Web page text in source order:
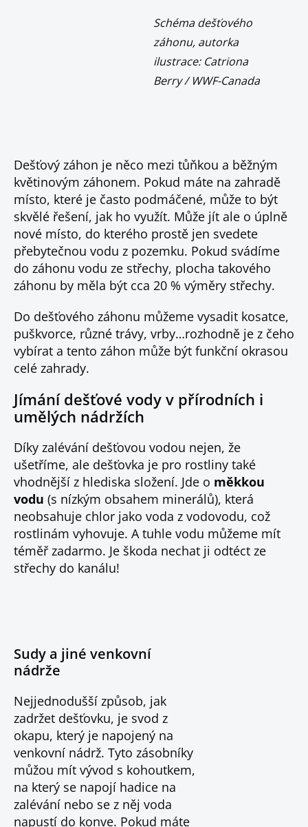
Schéma dešťového
záhonu, autorka
ilustrace: Catriona
Berry / WWF-Canada
Dešťový záhon je něco mezi tůňkou a běžným
květinovým záhonem. Pokud máte na zahradě
místo, které je často podmáčené, může to být
skvělé řešení, jak ho využít. Může jít ale o úplně
nové místo, do kterého prostě jen svedete
přebytečnou vodu z pozemku. Pokud svádíme
do záhonu vodu ze střechy, plocha takového
záhonu by měla být cca 20 % výměry střechy.
Do dešťového záhonu můžeme vysadit kosatce,
puškvorce, různé trávy, vrby…rozhodně je z čeho
vybírat a tento záhon může být funkční okrasou
celé zahrady.
Jímání dešťové vody v přírodních i
umělých nádržích
Díky zalévání dešťovou vodou nejen, že
ušetříme, ale dešťovka je pro rostliny také
vhodnější z hlediska složení. Jde o měkkou
vodu (s nízkým obsahem minerálů), která
neobsahuje chlor jako voda z vodovodu, což
rostlinám vyhovuje. A tuhle vodu můžeme mít
téměř zadarmo. Je škoda nechat ji odtéct ze
střechy do kanálu!
Sudy a jiné venkovní
nádrže
Nejjednodušší způsob, jak
zadržet dešťovku, je svod z
okapu, který je napojený na
venkovní nádrž. Tyto zásobníky
můžou mít vývod s kohoutkem,
na který se napojí hadice na
zalévání nebo se z něj voda
napustí do konve. Pokud máte